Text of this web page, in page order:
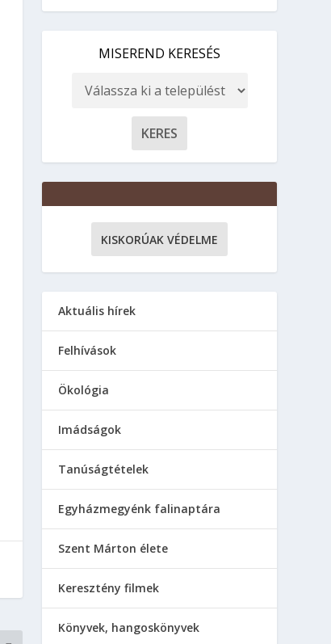
MISEREND KERESÉS
KISKORÚAK VÉDELME
Aktuális hírek
Felhívások
Ökológia
Imádságok
Tanúságtételek
Egyházmegyénk falinaptára
Szent Márton élete
Keresztény filmek
Könyvek, hangoskönyvek